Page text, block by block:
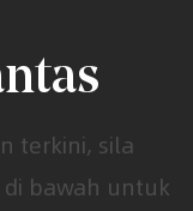
terkini, sila
bawah untuk